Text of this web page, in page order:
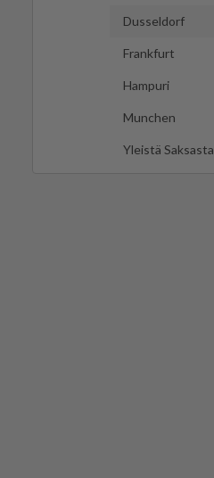
Dusseldorf
Frankfurt
Hampuri
Munchen
Yleistä Saksasta